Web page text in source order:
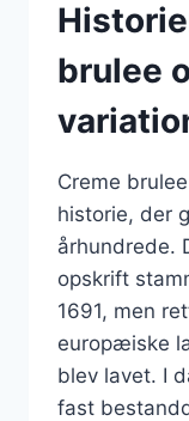
brulee
Creme
historie, der
århundrede.
opskrift
1691, men
europæiske
blev lavet. I
fast